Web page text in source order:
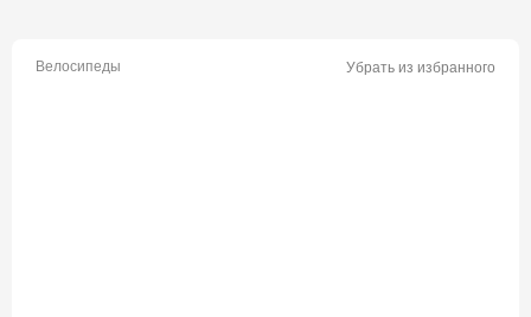
Велосипеды Убрать из избранного